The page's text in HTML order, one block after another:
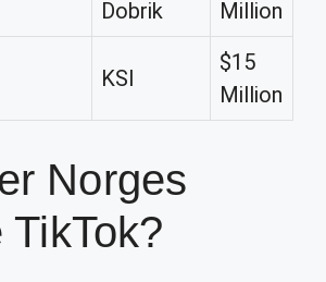
Dobrik
Million
KSI
$15
Million
Norges